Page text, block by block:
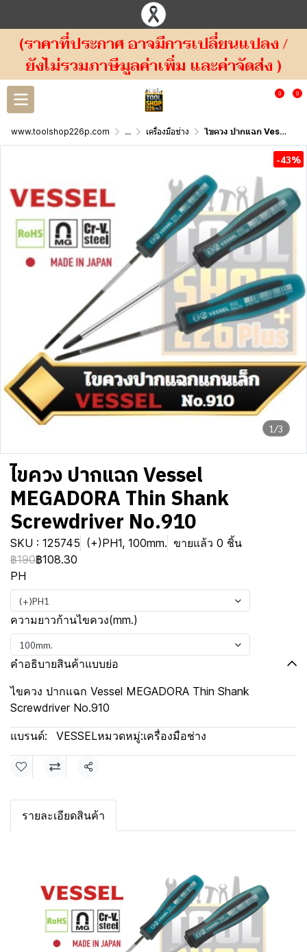
(ราคาที่ประกาศ อาจมีการเปลี่ยนแปลง /
ยังไม่รวมภาษีมูลค่าเพิ่ม และค่าจัดส่ง )
0 0
www.toolshop226p.com ... เครื่องมือช่าง ไขควง ปากแฉก Vessel MEGADORA Thin Shank Screwdriver No.910
1/3
-43%
ไขควง ปากแฉก Vessel
MEGADORA Thin Shank
Screwdriver No.910
SKU : 125745 (+)PH1, 100mm. ขายแล้ว 0 ชิ้น
฿190฿108.30
PH
(+)PH1
ความยาวก้านไขควง(mm.)
100mm.
คำอธิบายสินค้าแบบย่อ
ไขควง ปากแฉก Vessel MEGADORA Thin Shank
Screwdriver No.910
แบรนด์: VESSELหมวดหมู่:เครื่องมือช่าง
แชร์
รายละเอียดสินค้า